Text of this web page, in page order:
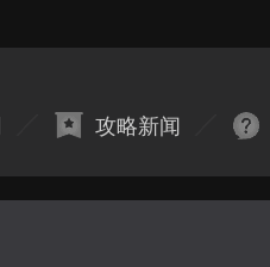
攻略新闻